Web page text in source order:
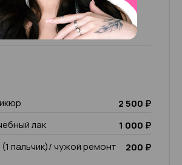
4.87 53 отзыва
2 500 ₽
лак
1 000 ₽
пальчик)/ чужой ремонт
200 ₽